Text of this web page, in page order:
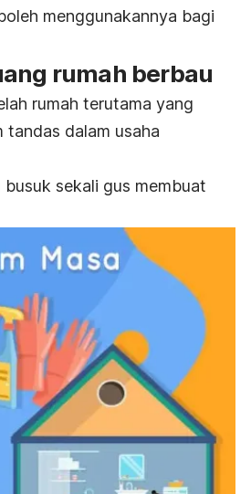
menggunakannya bagi
rumah berbau
rumah terutama yang
dalam usaha
sekali gus membuat